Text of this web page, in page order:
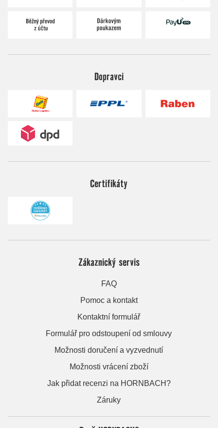
Dopravci
Certifikáty
Zákaznický servis
FAQ
Pomoc a kontakt
Kontaktní formulář
Formulář pro odstoupení od smlouvy
Možnosti doručení a vyzvednutí
Možnosti vrácení zboží
Jak přidat recenzi na HORNBACH?
Záruky